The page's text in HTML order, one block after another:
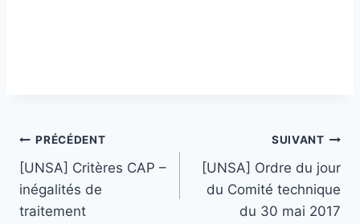
Navigation
de
l’article
PRÉCÉDENT
[UNSA] Critères CAP –
inégalités de
traitement
SUIVANT
[UNSA] Ordre du jour
du Comité technique
du 30 mai 2017